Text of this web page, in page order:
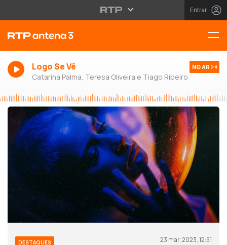
Entrar
Logo Se Vê
Catarina Palma, Teresa Oliveira e Tiago Ribeiro
NO AR
DESTAQUES 23 mar, 2023, 12:51